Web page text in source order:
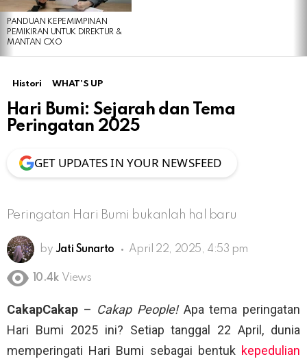
PANDUAN KEPEMIMPINAN
PEMIKIRAN UNTUK DIREKTUR &
MANTAN CXO
Histori WHAT'S UP
Hari Bumi: Sejarah dan Tema
Peringatan 2025
GET UPDATES IN YOUR NEWSFEED
Peringatan Hari Bumi bukanlah hal baru
by Jati Sunarto April 22, 2025, 4:53 pm
10.4k Views
CakapCakap – Cakap People!Apa tema peringatan
Hari Bumi 2025 ini? Setiap tanggal 22 April, dunia
memperingati Hari Bumi sebagai bentuk kepedulian